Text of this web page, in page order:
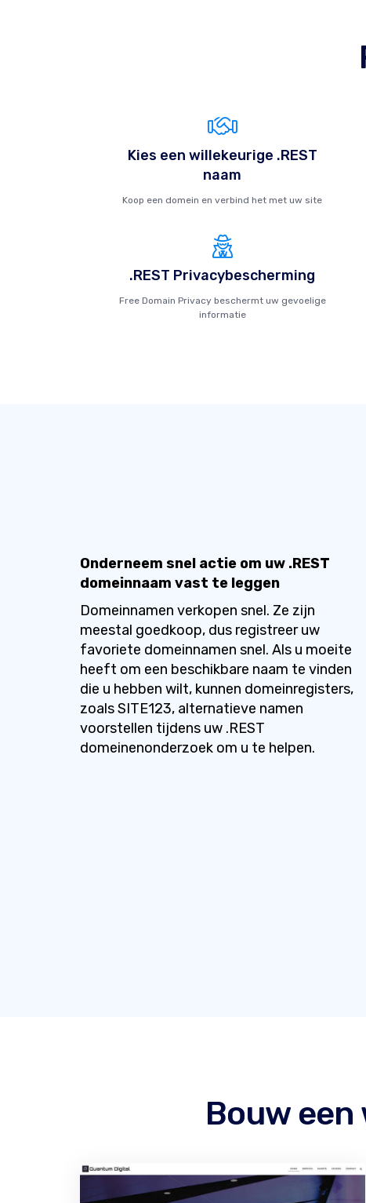
Kies een willekeurige .REST
naam
Koop een domein en verbind het met uw site
.REST Privacybescherming
Free Domain Privacy beschermt uw gevoelige
informatie
Onderneem snel actie om uw .REST
domeinnaam vast te leggen
Domeinnamen verkopen snel. Ze zijn
meestal goedkoop, dus registreer uw
favoriete domeinnamen snel. Als u moeite
heeft om een beschikbare naam te vinden
die u hebben wilt, kunnen domeinregisters,
zoals SITE123, alternatieve namen
voorstellen tijdens uw .REST
domeinenonderzoek om u te helpen.
Bouw